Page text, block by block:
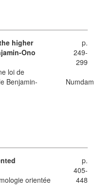
higher
Ono
loi de
Benjamin-
p.
249-
299
Numdam
orientée
p.
405-
448